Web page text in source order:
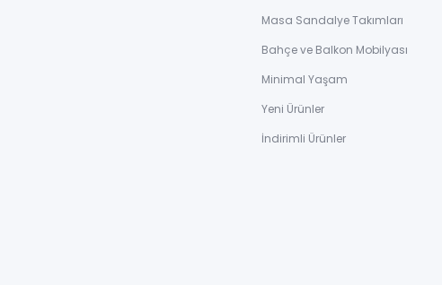
Masa Sandalye Takımları
Bahçe ve Balkon Mobilyası
Minimal Yaşam
Yeni Ürünler
İndirimli Ürünler